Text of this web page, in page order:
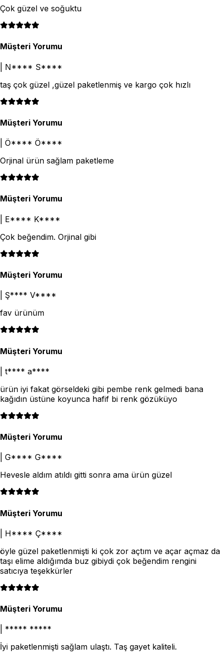
Çok güzel ve soğuktu
Müşteri Yorumu
N**** S****
taş çok güzel ,güzel paketlenmiş ve kargo çok hızlı
Müşteri Yorumu
Ö**** Ö****
Orjinal ürün sağlam paketleme
Müşteri Yorumu
E**** K****
Çok beğendim. Orjinal gibi
Müşteri Yorumu
Ş**** V****
fav ürünüm
Müşteri Yorumu
t**** a****
ürün iyi fakat görseldeki gibi pembe renk gelmedi bana
kağıdın üstüne koyunca hafif bi renk gözüküyo
Müşteri Yorumu
G**** G****
Hevesle aldım atıldı gitti sonra ama ürün güzel
Müşteri Yorumu
H**** Ç****
öyle güzel paketlenmişti ki çok zor açtım ve açar açmaz da
taşı elime aldığımda buz gibiydi çok beğendim rengini
satıcıya teşekkürler
Müşteri Yorumu
***** *****
İyi paketlenmişti sağlam ulaştı. Taş gayet kaliteli.